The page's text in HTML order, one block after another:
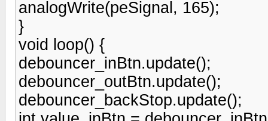
analogWrite(peSignal, 165);
}
void loop() {
debouncer_inBtn.update();
debouncer_outBtn.update();
debouncer_backStop.update();